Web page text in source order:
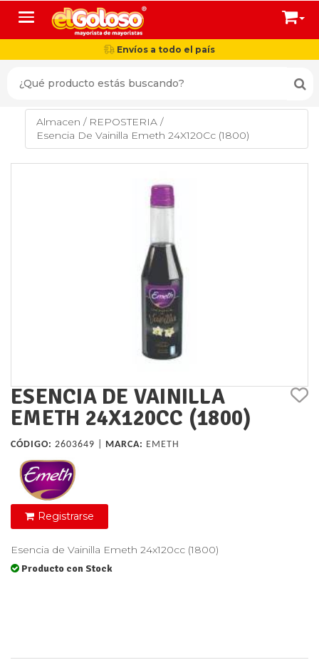
Toggle navigation
Envíos a todo el país
Almacen / REPOSTERIA /
Esencia De Vainilla Emeth 24X120Cc (1800)
ESENCIA DE VAINILLA
EMETH 24X120CC (1800)
CÓDIGO: 2603649 | MARCA: EMETH
Registrarse
Esencia de Vainilla Emeth 24x120cc (1800)
Producto con Stock